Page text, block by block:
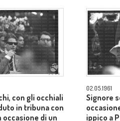
con gli occhiali
in tribuna con
occasione di un
02.05.1961
Signore
ippico a